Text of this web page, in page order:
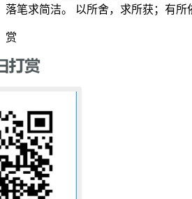
落笔求简洁。 以所舍，求所获；有所
赏